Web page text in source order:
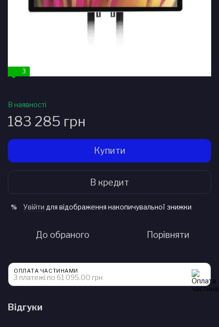
3
В наявності
183 285 грн
Купити
В кредит
% Увійти для відображення накопичувальної знижки
До обраного Порівняти
ОПЛАТА ЧАСТИНАМИ
3 платежі по 61 095.00 грн
Відгуки